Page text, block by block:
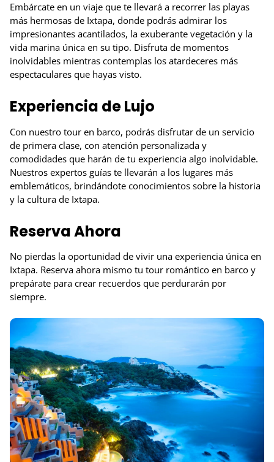
Embárcate en un viaje que te llevará a recorrer las playas
más hermosas de Ixtapa, donde podrás admirar los
impresionantes acantilados, la exuberante vegetación y la
vida marina única en su tipo. Disfruta de momentos
inolvidables mientras contemplas los atardeceres más
espectaculares que hayas visto.
Experiencia de Lujo
Con nuestro tour en barco, podrás disfrutar de un servicio
de primera clase, con atención personalizada y
comodidades que harán de tu experiencia algo inolvidable.
Nuestros expertos guías te llevarán a los lugares más
emblemáticos, brindándote conocimientos sobre la historia
y la cultura de Ixtapa.
Reserva Ahora
No pierdas la oportunidad de vivir una experiencia única en
Ixtapa. Reserva ahora mismo tu tour romántico en barco y
prepárate para crear recuerdos que perdurarán por
siempre.